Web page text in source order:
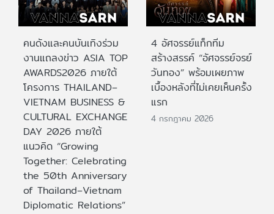
คนดังและคนบันเทิงร่วม
งานแถลงข่าว ASIA TOP
AWARDS2026 ภายใต้
โครงการ THAILAND–
VIETNAM BUSINESS &
CULTURAL EXCHANGE
DAY 2026 ภายใต้
แนวคิด “Growing
Together: Celebrating
the 50th Anniversary
of Thailand–Vietnam
Diplomatic Relations”
4 อัศจรรย์แท็กทีม
สร้างสรรค์ “อัศจรรย์จรย์
วันทอง” พร้อมเผยภาพ
เบื้องหลังที่ไม่เคยเห็นครั้ง
แรก
4 กรกฎาคม 2026